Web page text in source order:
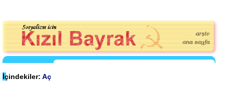
İçindekiler: Aç